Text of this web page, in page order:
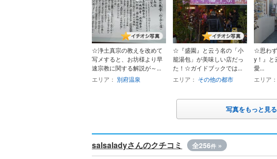
☆浄土真宗の教えを改めて
写メすると、お坊様より早
速宗教に関する解説が～...
エリア： 別府温泉
☆『盛園』と云う名の「小
籠湯包」が美味しい店だっ
た！☆ガイドブックでは...
エリア： その他の都市
☆思わ
y！』と
愛...
エリア：
写真をもっと見る
salsaladyさんのクチコミ 全256件 »